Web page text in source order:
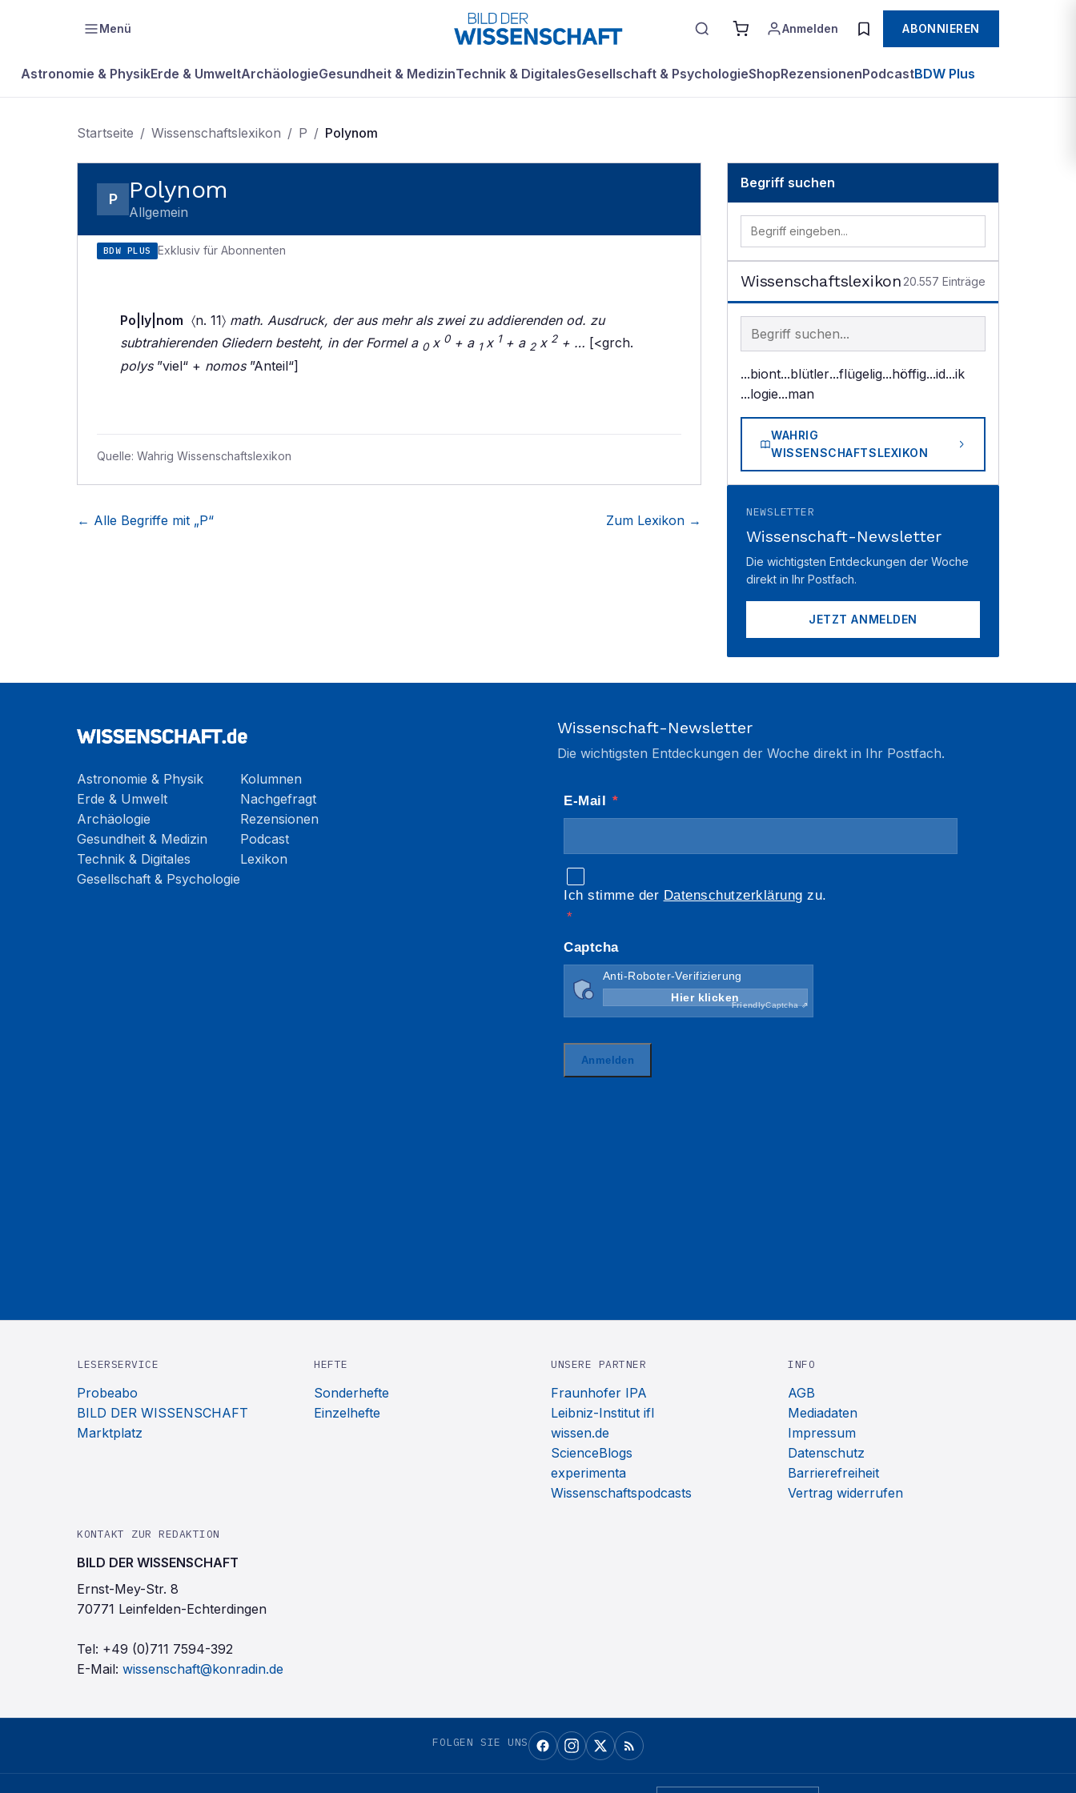
Menü Anmelden ABONNIEREN
Astronomie & PhysikErde & UmweltArchäologieGesundheit & MedizinTechnik & DigitalesGesellschaft & PsychologieShopRezensionenPodcastBDW Plus
Startseite / Wissenschaftslexikon / P / Polynom
P Polynom
Allgemein
BDW PLUS Exklusiv für Abonnenten
Po|ly|nom 〈n. 11〉 math. Ausdruck, der aus mehr als zwei zu addierenden od. zu
subtrahierenden Gliedern besteht, in der Formel a 0x 0+ a 1x 1+ a 2x 2+ … [<grch.
polys”viel“ + nomos”Anteil“]
Quelle: Wahrig Wissenschaftslexikon
← Alle Begriffe mit „P“ Zum Lexikon →
Begriff suchen
Wissenschaftslexikon 20.557 Einträge
Begriff im Lexikon suchen
...biont...blütler...flügelig...höffig...id...ik
...logie...man
WAHRIG
WISSENSCHAFTSLEXIKON
NEWSLETTER
Wissenschaft-Newsletter
Die wichtigsten Entdeckungen der Woche
direkt in Ihr Postfach.
JETZT ANMELDEN
Astronomie & Physik
Erde & Umwelt
Archäologie
Gesundheit & Medizin
Technik & Digitales
Gesellschaft & Psychologie
Kolumnen
Nachgefragt
Rezensionen
Podcast
Lexikon
Wissenschaft-Newsletter
Die wichtigsten Entdeckungen der Woche direkt in Ihr Postfach.
LESERSERVICE
Probeabo
BILD DER WISSENSCHAFT
Marktplatz
HEFTE
Sonderhefte
Einzelhefte
UNSERE PARTNER
Fraunhofer IPA
Leibniz-Institut ifl
wissen.de
ScienceBlogs
experimenta
Wissenschaftspodcasts
INFO
AGB
Mediadaten
Impressum
Datenschutz
Barrierefreiheit
Vertrag widerrufen
KONTAKT ZUR REDAKTION
BILD DER WISSENSCHAFT
Ernst-Mey-Str. 8
70771 Leinfelden-Echterdingen
Tel: +49 (0)711 7594-392
E-Mail: wissenschaft@konradin.de
FOLGEN SIE UNS